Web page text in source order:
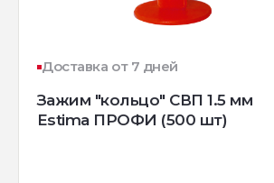
Доставка от 7 дней
Зажим "кольцо" СВП 1.5 мм
Estima ПРОФИ (500 шт)